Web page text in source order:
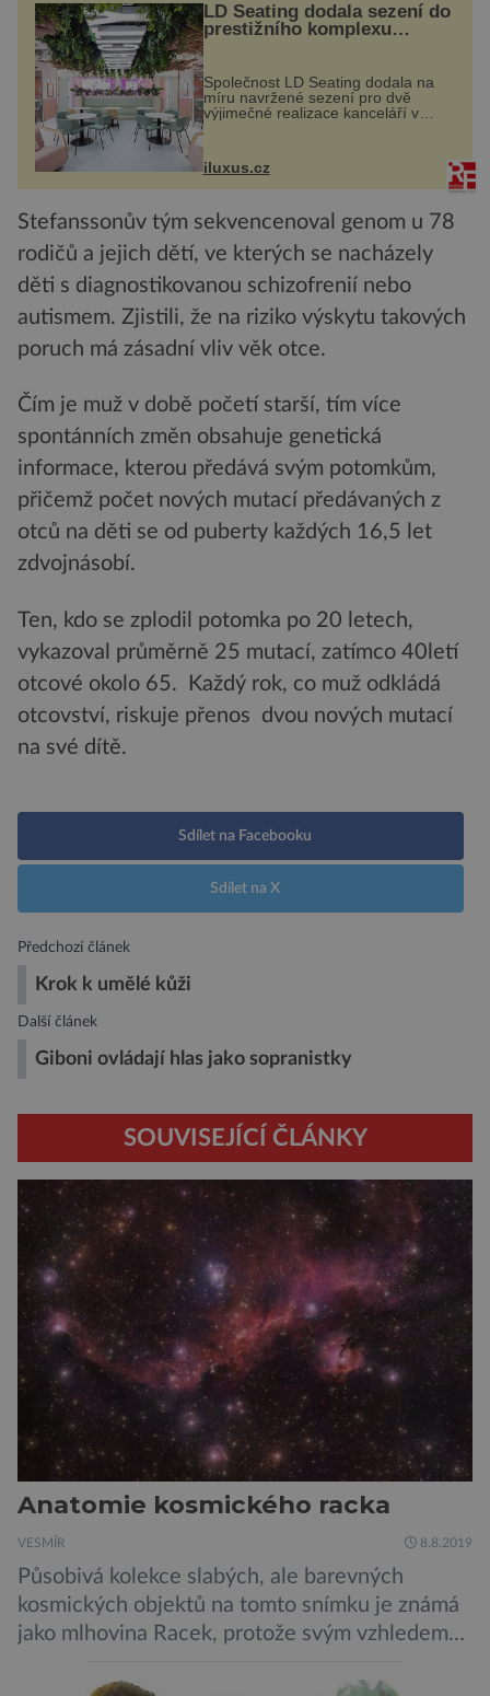
LD Seating dodala sezení do
prestižního komplexu
MediaCityUK v Salfordu
Společnost LD Seating dodala na
míru navržené sezení pro dvě
výjimečné realizace kanceláří v
areálu MediaCityUK v anglickém
Tower a Orange Tower. Komplex
budov Media...
iluxus.cz
Stefanssonův tým sekvencenoval genom u 78
rodičů a jejich dětí, ve kterých se nacházely
děti s diagnostikovanou schizofrenií nebo
autismem. Zjistili, že na riziko výskytu takových
poruch má zásadní vliv věk otce.
Čím je muž v době početí starší, tím více
spontánních změn obsahuje genetická
informace, kterou předává svým potomkům,
přičemž počet nových mutací předávaných z
otců na děti se od puberty každých 16,5 let
zdvojnásobí.
Ten, kdo se zplodil potomka po 20 letech,
vykazoval průměrně 25 mutací, zatímco 40letí
otcové okolo 65. Každý rok, co muž odkládá
otcovství, riskuje přenos dvou nových mutací
na své dítě.
Sdílet na Facebooku
Sdílet na X
Předchozí článek
Krok k umělé kůži
Další článek
Giboni ovládají hlas jako sopranistky
SOUVISEJÍCÍ ČLÁNKY
Anatomie kosmického racka
VESMÍR 8.8.2019
Působivá kolekce slabých, ale barevných
kosmických objektů na tomto snímku je známá
jako mlhovina Racek, protože svým vzhledem
prachu, vodíku, hélia a malého množství těžších